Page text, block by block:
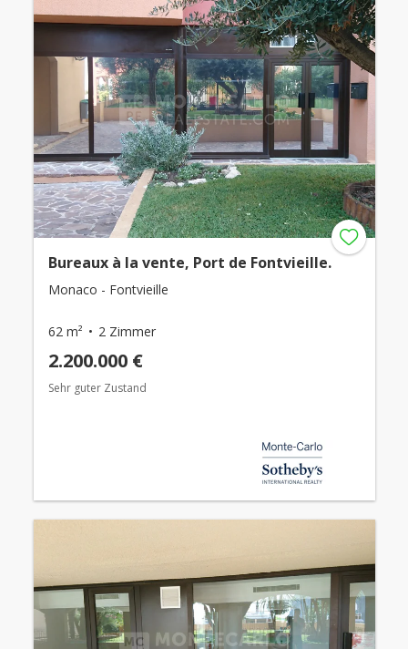
Bureaux à la vente, Port de Fontvieille.
Monaco - Fontvieille
62 m² 2 Zimmer
2.200.000 €
Sehr guter Zustand